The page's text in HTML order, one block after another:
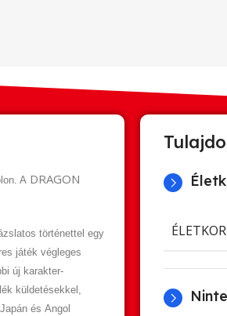
A DRAGON
történettel egy
játék végleges
új karakter-
küldetésekkel,
án ésAngol
ÉLETKOR